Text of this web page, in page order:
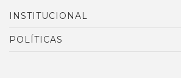
INSTITUCIONAL
POLÍTICAS